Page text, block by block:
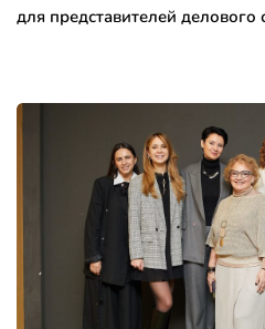
для представителей делового